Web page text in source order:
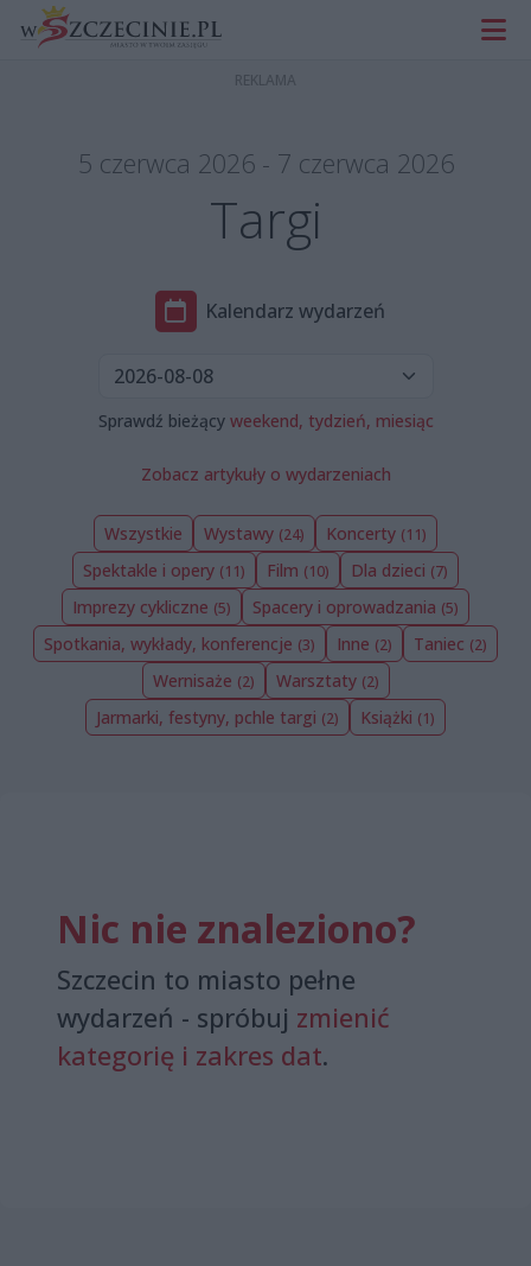
5 czerwca 2026 - 7 czerwca 2026
Targi
Kalendarz wydarzeń
Sprawdź bieżący weekend, tydzień, miesiąc
Zobacz artykuły o wydarzeniach
Wszystkie Wystawy (24) Koncerty (11)
Spektakle i opery (11) Film (10) Dla dzieci (7)
Imprezy cykliczne (5) Spacery i oprowadzania (5)
Spotkania, wykłady, konferencje (3) Inne (2) Taniec (2)
Wernisaże (2) Warsztaty (2)
Jarmarki, festyny, pchle targi (2) Książki (1)
Nic nie znaleziono?
Szczecin to miasto pełne
wydarzeń - spróbuj zmienić
kategorię i zakres dat.